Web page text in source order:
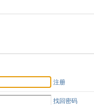
注册
找回密码